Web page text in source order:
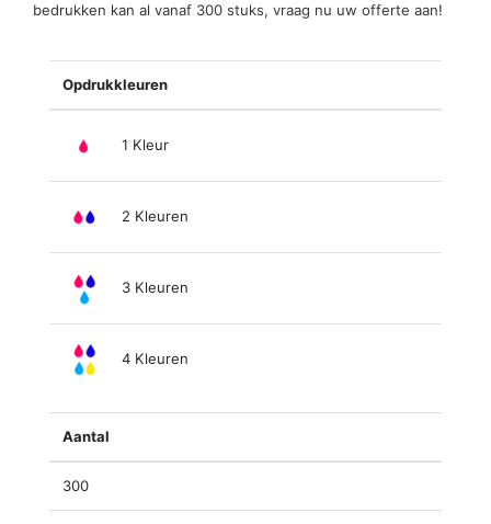
bedrukken kan al vanaf 300 stuks, vraag nu uw offerte aan!
Opdrukkleuren
1 Kleur
2 Kleuren
3 Kleuren
4 Kleuren
Aantal
300